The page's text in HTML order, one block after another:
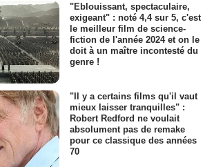
"Eblouissant, spectaculaire,
exigeant" : noté 4,4 sur 5, c'est
le meilleur film de science-
fiction de l'année 2024 et on le
doit à un maître incontesté du
genre !
"Il y a certains films qu'il vaut
mieux laisser tranquilles" :
Robert Redford ne voulait
absolument pas de remake
pour ce classique des années
70